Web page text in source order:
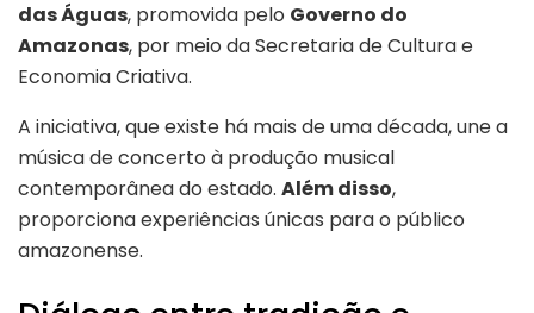
das Águas, promovida pelo Governo do
Amazonas, por meio da Secretaria de Cultura e
Economia Criativa.
A iniciativa, que existe há mais de uma década, une a
música de concerto à produção musical
contemporânea do estado. Além disso,
proporciona experiências únicas para o público
amazonense.